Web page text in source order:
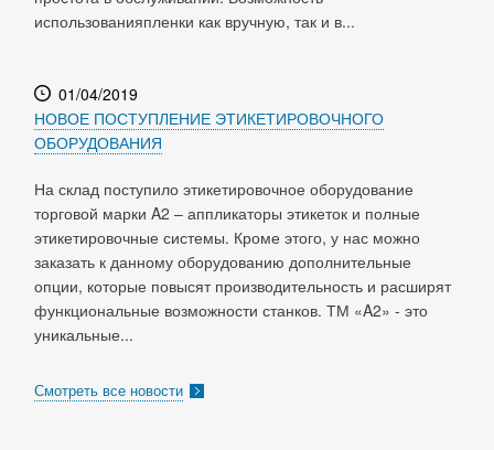
использованияпленки как вручную, так и в...
01/04/2019
НОВОЕ ПОСТУПЛЕНИЕ ЭТИКЕТИРОВОЧНОГО
ОБОРУДОВАНИЯ
На склад поступило этикетировочное оборудование
торговой марки A2 – аппликаторы этикеток и полные
этикетировочные системы. Кроме этого, у нас можно
заказать к данному оборудованию дополнительные
опции, которые повысят производительность и расширят
функциональные возможности станков. ТМ «A2» - это
уникальные...
Смотреть все новости